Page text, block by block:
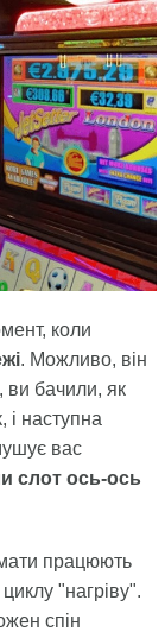
коли
. Можливо, він
бачили, як
і наступна
вас
слот ось-ось
працюють
"нагріву".
спін